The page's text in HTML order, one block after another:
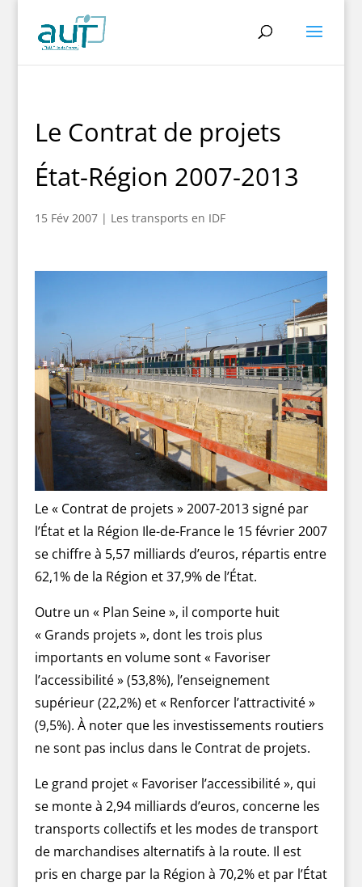
Le Contrat de projets
État-Région 2007-2013
15 Fév 2007| Les transports en IDF
Le « Contrat de projets » 2007-2013 signé par
l’État et la Région Ile-de-France le 15 février 2007
se chiffre à 5,57 milliards d’euros, répartis entre
62,1% de la Région et 37,9% de l’État.
Outre un « Plan Seine », il comporte huit
« Grands projets », dont les trois plus
importants en volume sont « Favoriser
l’accessibilité » (53,8%), l’enseignement
supérieur (22,2%) et « Renforcer l’attractivité »
(9,5%). À noter que les investissements routiers
ne sont pas inclus dans le Contrat de projets.
Le grand projet « Favoriser l’accessibilité », qui
se monte à 2,94 milliards d’euros, concerne les
transports collectifs et les modes de transport
de marchandises alternatifs à la route. Il est
pris en charge par la Région à 70,2% et par l’État